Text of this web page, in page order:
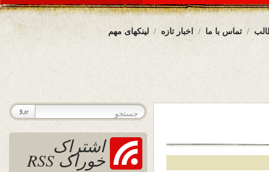
لینکهای مهم اخبار تازه تماس با ما
اشتراک
خوراک RSS